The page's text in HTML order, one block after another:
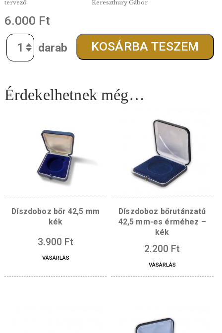
kibocsátott darabszám:
átmérő:
42 mm
súly:
6.000Ft
KOSÁRBA
Érdekelhetnek még…
42,5 mm-es